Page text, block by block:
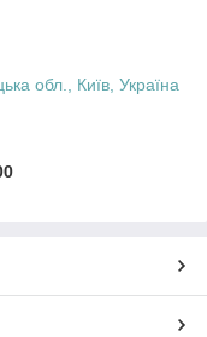
обл., Київ, Україна